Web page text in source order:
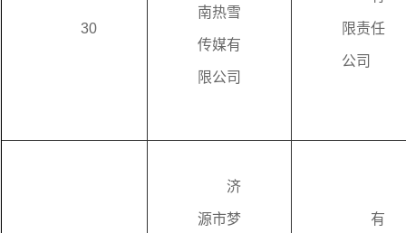
30
南热雪
传媒有
限公司
限责任
公司
济
源市梦 有